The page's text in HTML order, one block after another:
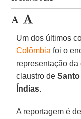
Um dos últimos
Colômbia foi o
representação
claustro de
Índias.
A reportagem é